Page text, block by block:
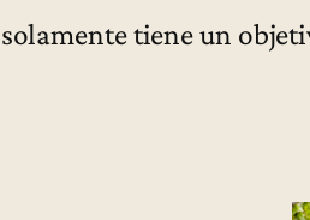
solamente tiene un